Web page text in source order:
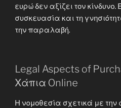
ευρώ δεν αξίζει τον
συσκευασία και τη
την παραλαβή.
Legal Aspects of
Χάπια Online
Η νομοθεσία σχετικά με